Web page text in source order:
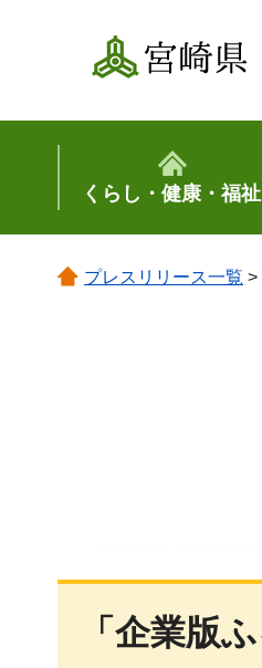
宮崎県
くらし・健康・福祉
プレスリリース一覧 >
「企業版